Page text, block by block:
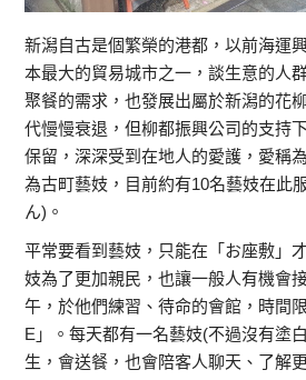
新潟自古是個繁榮的港都，以前海運
本最大的貿易城市之一，談生意的人
聚餐的需求，也發展出屬於新潟的花
代慢慢衰退，但柳都振興公司的支持
保留，深深受到在地人的愛護，愛稱
為古町藝妓，目前約有10名藝妓在此
ん)。
平常要看到藝妓，只能在「お座敷」
妓為了更加親民，也讓一般人有機會
午，於他們練習、待命的會館，時間
E」。每天都有一名藝妓(不過沒有塗
生，會送餐，也會陪客人聊天、了解